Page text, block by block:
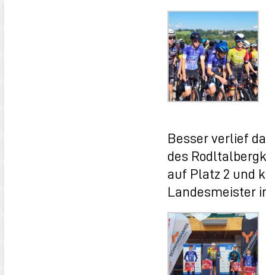
Besser verlief
des
auf Platz 2 und
Landesmeister